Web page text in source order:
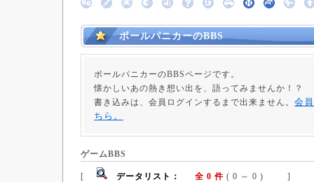
ボールパニカーのBBS
ボールパニカーのBBSページです。
懐かしいあの熱き想い出を、語ってみませんか！？
書き込みは、会員ログインするまで出来ません。 会
ちら。
ゲームBBS
[ データリスト： 全 0 件 ( 0 ～ 0 ) ]